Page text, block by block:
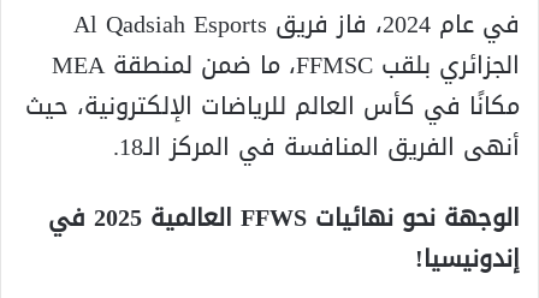
في عام 2024، فاز فريق Al Qadsiah Esports
الجزائري بلقب FFMSC، ما ضمن لمنطقة MEA
مكانًا في كأس العالم للرياضات الإلكترونية، حيث
أنهى الفريق المنافسة في المركز الـ18.
الوجهة نحو نهائيات FFWS العالمية 2025 في
إندونيسيا!